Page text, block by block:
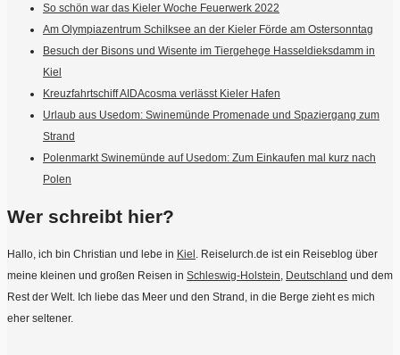
So schön war das Kieler Woche Feuerwerk 2022
Am Olympiazentrum Schilksee an der Kieler Förde am Ostersonntag
Besuch der Bisons und Wisente im Tiergehege Hasseldieksdamm in
Kiel
Kreuzfahrtschiff AIDAcosma verlässt Kieler Hafen
Urlaub aus Usedom: Swinemünde Promenade und Spaziergang zum
Strand
Polenmarkt Swinemünde auf Usedom: Zum Einkaufen mal kurz nach
Polen
Wer schreibt hier?
Hallo, ich bin Christian und lebe in Kiel. Reiselurch.de ist ein Reiseblog über
meine kleinen und großen Reisen in Schleswig-Holstein, Deutschland und dem
Rest der Welt. Ich liebe das Meer und den Strand, in die Berge zieht es mich
eher seltener.